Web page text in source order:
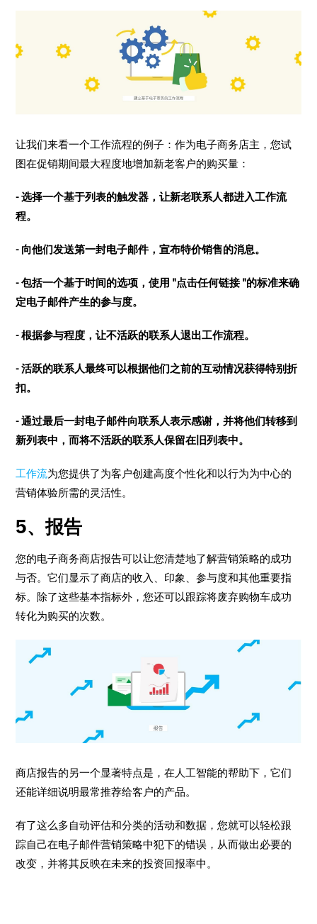
让我们来看一个工作流程的例子：作为电子商务店主，您试
图在促销期间最大程度地增加新老客户的购买量：
- 选择一个基于列表的触发器，让新老联系人都进入工作流
程。
- 向他们发送第一封电子邮件，宣布特价销售的消息。
- 包括一个基于时间的选项，使用 "点击任何链接 "的标准来确
定电子邮件产生的参与度。
- 根据参与程度，让不活跃的联系人退出工作流程。
- 活跃的联系人最终可以根据他们之前的互动情况获得特别折
扣。
- 通过最后一封电子邮件向联系人表示感谢，并将他们转移到
新列表中，而将不活跃的联系人保留在旧列表中。
工作流为您提供了为客户创建高度个性化和以行为为中心的
营销体验所需的灵活性。
5、报告
您的电子商务商店报告可以让您清楚地了解营销策略的成功
与否。它们显示了商店的收入、印象、参与度和其他重要指
标。除了这些基本指标外，您还可以跟踪将废弃购物车成功
转化为购买的次数。
商店报告的另一个显著特点是，在人工智能的帮助下，它们
还能详细说明最常推荐给客户的产品。
有了这么多自动评估和分类的活动和数据，您就可以轻松跟
踪自己在电子邮件营销策略中犯下的错误，从而做出必要的
改变，并将其反映在未来的投资回报率中。